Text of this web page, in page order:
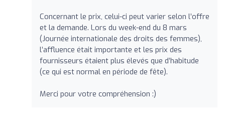
Concernant le prix, celui-ci peut varier selon l’offre
et la demande. Lors du week-end du 8 mars
(Journée internationale des droits des femmes),
l’affluence était importante et les prix des
fournisseurs étaient plus élevés que d’habitude
(ce qui est normal en période de fête).
Merci pour votre compréhension :)